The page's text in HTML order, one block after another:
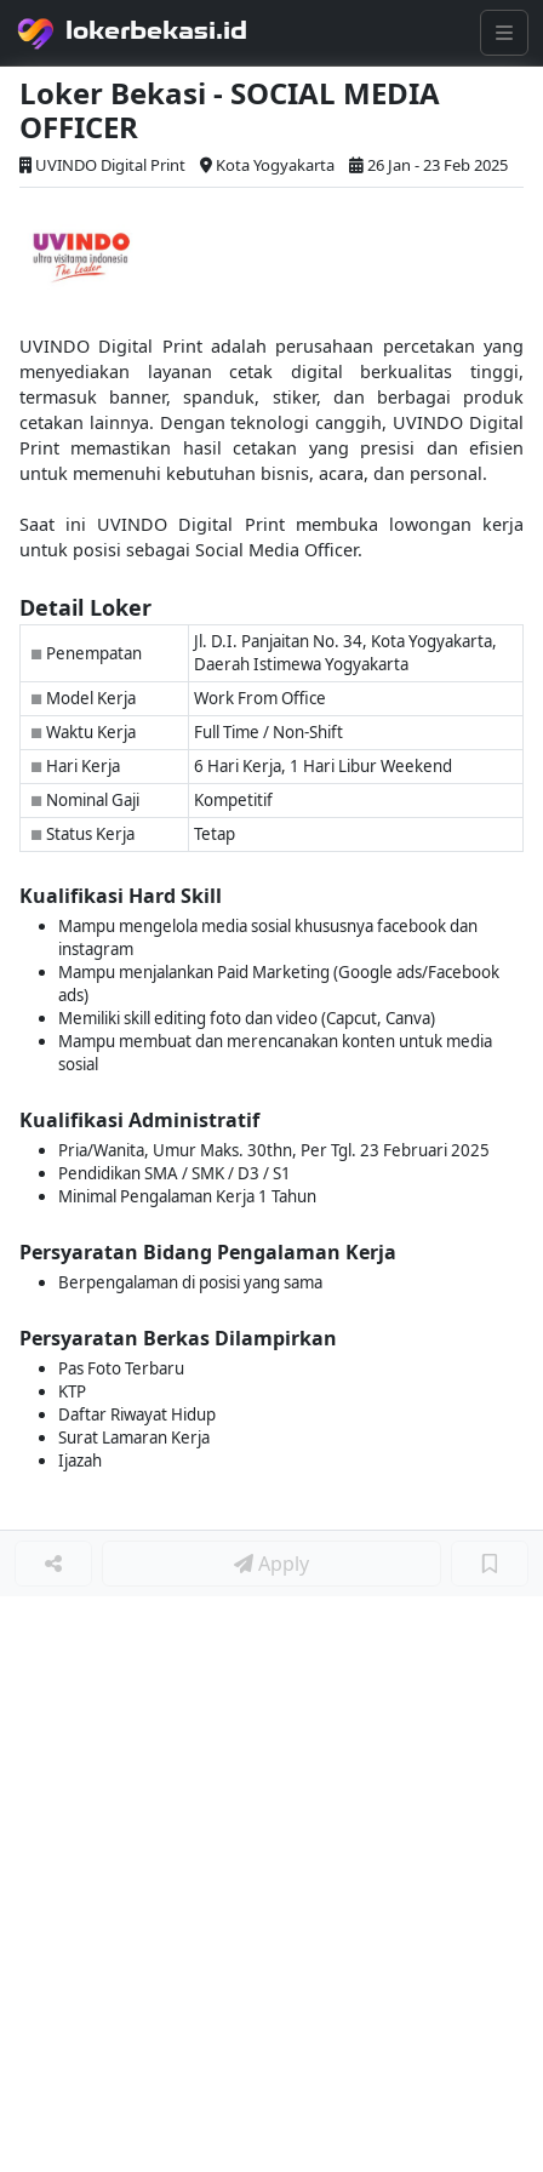
lokerbekasi.id
Loker Bekasi - SOCIAL MEDIA
OFFICER
UVINDO Digital Print Kota Yogyakarta 26 Jan - 23 Feb 2025
UVINDO Digital Print adalah perusahaan percetakan yang
menyediakan layanan cetak digital berkualitas tinggi,
termasuk banner, spanduk, stiker, dan berbagai produk
cetakan lainnya. Dengan teknologi canggih, UVINDO Digital
Print memastikan hasil cetakan yang presisi dan efisien
untuk memenuhi kebutuhan bisnis, acara, dan personal.
Saat ini UVINDO Digital Print membuka lowongan kerja
untuk posisi sebagai Social Media Officer.
Detail Loker
■ Penempatan
Jl. D.I. Panjaitan No. 34, Kota Yogyakarta,
Daerah Istimewa Yogyakarta
■ Model Kerja Work From Office
■ Waktu Kerja Full Time / Non-Shift
■ Hari Kerja 6 Hari Kerja, 1 Hari Libur Weekend
■ Nominal Gaji Kompetitif
■ Status Kerja Tetap
Kualifikasi Hard Skill
Mampu mengelola media sosial khususnya facebook dan
instagram
Mampu menjalankan Paid Marketing (Google ads/Facebook
ads)
Memiliki skill editing foto dan video (Capcut, Canva)
Mampu membuat dan merencanakan konten untuk media
sosial
Kualifikasi Administratif
Pria/Wanita, Umur Maks. 30thn, Per Tgl. 23 Februari 2025
Pendidikan SMA / SMK / D3 / S1
Minimal Pengalaman Kerja 1 Tahun
Persyaratan Bidang Pengalaman Kerja
Berpengalaman di posisi yang sama
Persyaratan Berkas Dilampirkan
Pas Foto Terbaru
KTP
Daftar Riwayat Hidup
Surat Lamaran Kerja
Ijazah
Apply